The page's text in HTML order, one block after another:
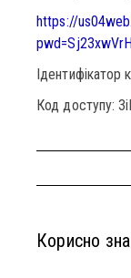
https://
Ідентифікатор
Код доступу:
Корисно